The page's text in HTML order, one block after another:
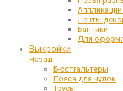
Ленты
Бантики
Для
Выкройки
Назад
Бюстгальтеры
Пояса для чулок
Трусы